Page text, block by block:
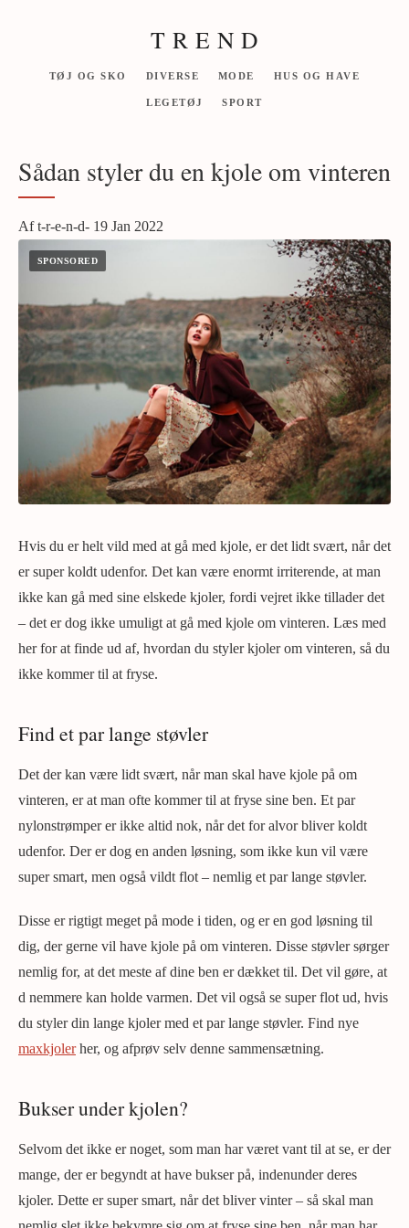
T R E N D
TØJ OG SKO DIVERSE MODE HUS OG HAVE
LEGETØJ SPORT
Sådan styler du en kjole om vinteren
Af t-r-e-n-d- 19 Jan 2022
Hvis du er helt vild med at gå med kjole, er det lidt svært, når det
er super koldt udenfor. Det kan være enormt irriterende, at man
ikke kan gå med sine elskede kjoler, fordi vejret ikke tillader det
– det er dog ikke umuligt at gå med kjole om vinteren. Læs med
her for at finde ud af, hvordan du styler kjoler om vinteren, så du
ikke kommer til at fryse.
Find et par lange støvler
Det der kan være lidt svært, når man skal have kjole på om
vinteren, er at man ofte kommer til at fryse sine ben. Et par
nylonstrømper er ikke altid nok, når det for alvor bliver koldt
udenfor. Der er dog en anden løsning, som ikke kun vil være
super smart, men også vildt flot – nemlig et par lange støvler.
Disse er rigtigt meget på mode i tiden, og er en god løsning til
dig, der gerne vil have kjole på om vinteren. Disse støvler sørger
nemlig for, at det meste af dine ben er dækket til. Det vil gøre, at
d nemmere kan holde varmen. Det vil også se super flot ud, hvis
du styler din lange kjoler med et par lange støvler. Find nye
maxkjolerher, og afprøv selv denne sammensætning.
Bukser under kjolen?
Selvom det ikke er noget, som man har været vant til at se, er der
mange, der er begyndt at have bukser på, indenunder deres
kjoler. Dette er super smart, når det bliver vinter – så skal man